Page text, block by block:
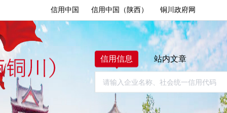
信用中国 信用中国（陕西） 铜川政府网
信用信息 站内文章